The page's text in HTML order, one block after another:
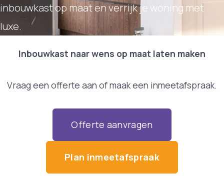
inbouwkast op maat en verrijk je woning met
luxe.
Inbouwkast naar wens op maat laten maken
Vraag een offerte aan of maak een inmeetafspraak.
Offerte aanvragen
Plan inmeetafspraak